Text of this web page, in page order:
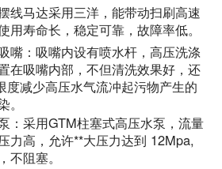
线马达采用三洋，能带动扫刷高速
用寿命长，稳定可靠，故障率低。
嘴：吸嘴内设有喷水杆，高压洗涤
在吸嘴内部，不但清洗效果好，还
度减少高压水气流冲起污物产生的
。
：采用GTM柱塞式高压水泵，流量
力高，允许**大压力达到 12Mpa,
不阻塞。